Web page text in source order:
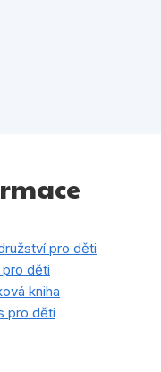
pro děti
děti
kniha
pro děti